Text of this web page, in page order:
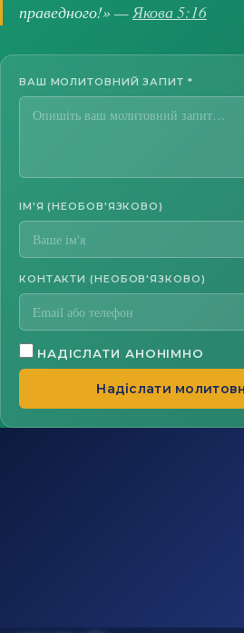
праведного!» —Якова 5:16
ВАШ МОЛИТОВНИЙ ЗАПИТ *
ІМ'Я (НЕОБОВ'ЯЗКОВО)
КОНТАКТИ (НЕОБОВ'ЯЗКОВО)
НАДІСЛАТИ АНОНІМНО
Надіслати